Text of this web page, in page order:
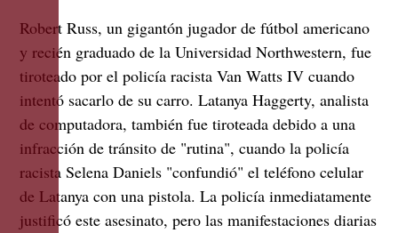
Robert Russ, un gigantón jugador de fútbol americano
y recién graduado de la Universidad Northwestern, fue
tiroteado por el policía racista Van Watts IV cuando
intentó sacarlo de su carro. Latanya Haggerty, analista
de computadora, también fue tiroteada debido a una
infracción de tránsito de "rutina", cuando la policía
racista Selena Daniels "confundió" el teléfono celular
de Latanya con una pistola. La policía inmediatamente
justificó este asesinato, pero las manifestaciones diarias